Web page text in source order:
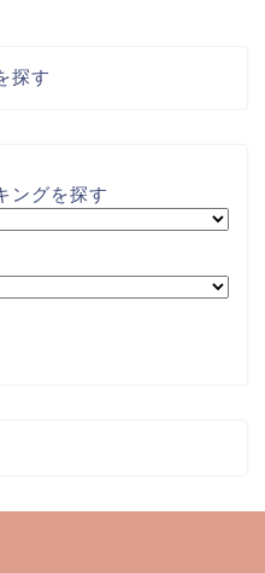
探す
ングを探す